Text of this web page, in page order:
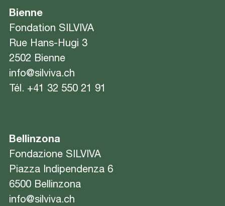
Bienne
Fondation SILVIVA
Rue Hans-Hugi 3
2502 Bienne
info@silviva.ch
Tél. +41 32 550 21 91
Bellinzona
Fondazione SILVIVA
Piazza Indipendenza 6
6500 Bellinzona
info@silviva.ch